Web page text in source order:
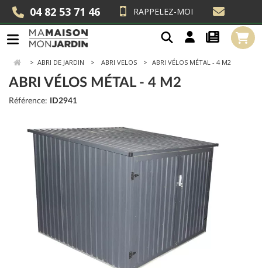
04 82 53 71 46 RAPPELEZ-MOI
> ABRI DE JARDIN ABRI VELOS ABRI VÉLOS MÉTAL - 4 M2
ABRI VÉLOS MÉTAL - 4 M2
Référence: ID2941